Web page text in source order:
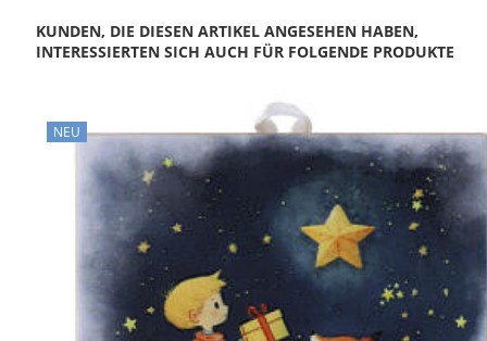
KUNDEN, DIE DIESEN ARTIKEL ANGESEHEN HABEN,
INTERESSIERTEN SICH AUCH FÜR FOLGENDE PRODUKTE
NEU